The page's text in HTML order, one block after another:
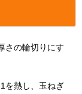
さの輪切りにす
を熱し、玉ねぎ